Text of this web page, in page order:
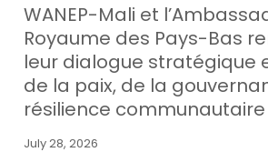
WANEP-Mali et
Royaume des Pays-Bas
leur dialogue stratégique
de la paix, de la
résilience communautaire
July 28, 2026